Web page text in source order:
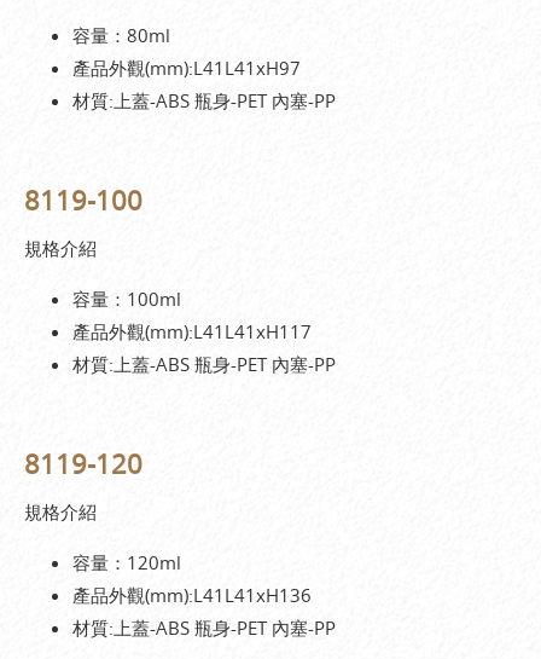
容量：80ml
產品外觀(mm):L41L41xH97
材質:上蓋-ABS 瓶身-PET 內塞-PP
8119-100
規格介紹
容量：100ml
產品外觀(mm):L41L41xH117
材質:上蓋-ABS 瓶身-PET 內塞-PP
8119-120
規格介紹
容量：120ml
產品外觀(mm):L41L41xH136
材質:上蓋-ABS 瓶身-PET 內塞-PP